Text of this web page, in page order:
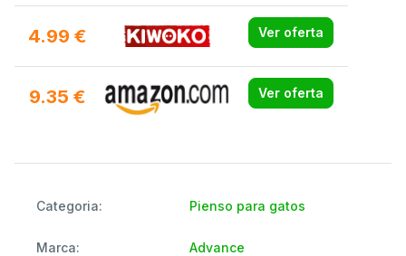
4.99 € Ver oferta
9.35 € Ver oferta
Categoria: Pienso para gatos
Marca: Advance